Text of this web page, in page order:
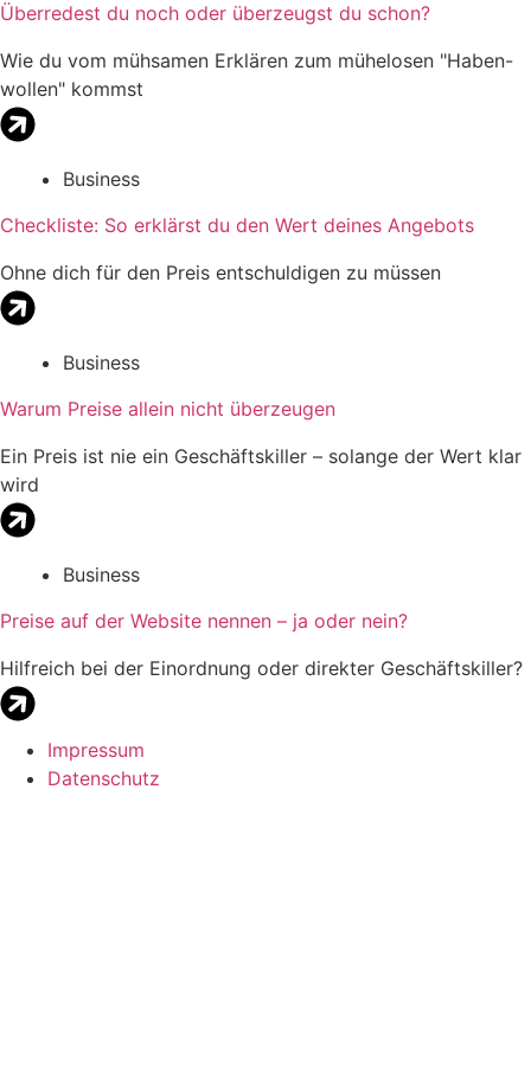
Überredest du noch oder überzeugst du schon?
Wie du vom mühsamen Erklären zum mühelosen "Haben-
wollen" kommst
Business
Checkliste: So erklärst du den Wert deines Angebots
Ohne dich für den Preis entschuldigen zu müssen
Business
Warum Preise allein nicht überzeugen
Ein Preis ist nie ein Geschäftskiller – solange der Wert klar
wird
Business
Preise auf der Website nennen – ja oder nein?
Hilfreich bei der Einordnung oder direkter Geschäftskiller?
Impressum
Datenschutz